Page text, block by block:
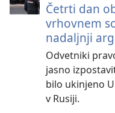
Četrti dan
vrhovnem
nadaljnji
Odvetniki
jasno
bilo ukinjeno
v Rusiji.